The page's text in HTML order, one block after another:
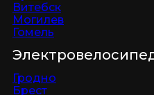
Витебск
Могилев
Гомель
Гродно
Брест